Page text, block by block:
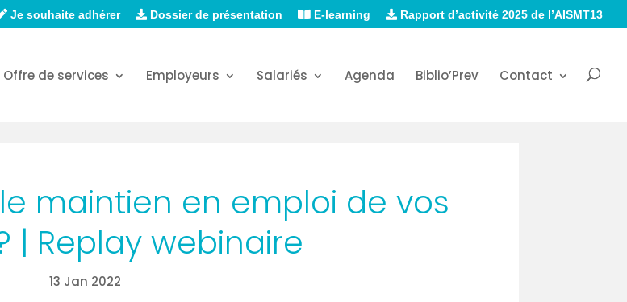
Je souhaite adhérer Dossier de présentation E-learning Rapport d’activité 2025 de l’AISMT13
Offre de services Employeurs Salariés Agenda Biblio’Prev Contact
maintien en emploi de vos
| Replay webinaire
13 Jan 2022